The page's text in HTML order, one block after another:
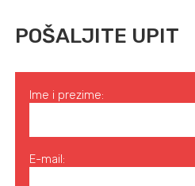
POŠALJITE UPIT
Ime i prezime:
E-mail: